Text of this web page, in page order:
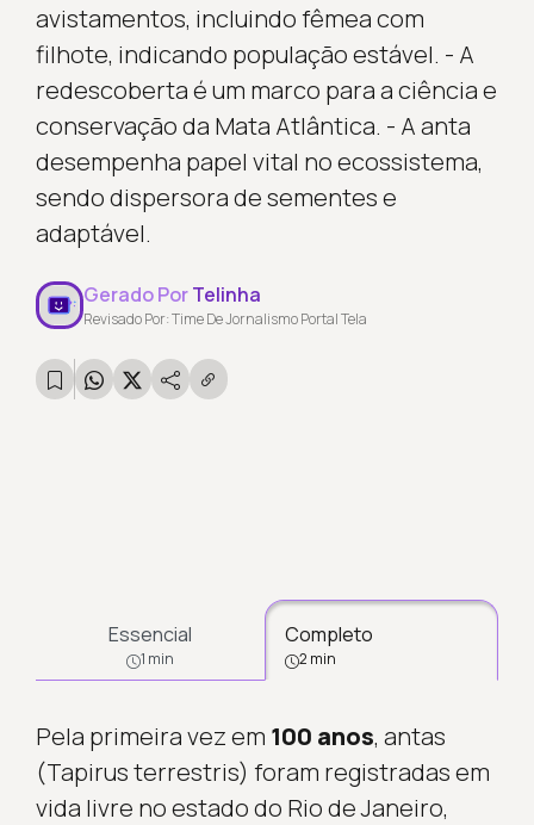
avistamentos, incluindo fêmea com
filhote, indicando população estável. - A
redescoberta é um marco para a ciência e
conservação da Mata Atlântica. - A anta
desempenha papel vital no ecossistema,
sendo dispersora de sementes e
adaptável.
Gerado PorTelinha
Revisado Por: Time De Jornalismo Portal Tela
Essencial
1 min
Completo
2 min
Pela primeira vez em 100 anos, antas
(Tapirus terrestris) foram registradas em
vida livre no estado do Rio de Janeiro,